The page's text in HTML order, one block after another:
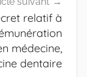
relatif à
médecine,
dentaire